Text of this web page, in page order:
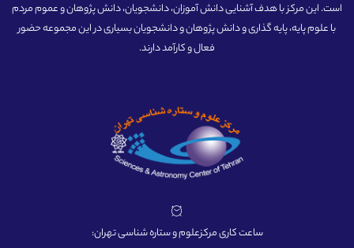
است. این مرکز با هدف آشنایی دانش آموزان، دانشجویان، دانش پژوهان و عموم مردم
با علوم پایه، پایه گذاری و دانش پژوهان و دانشجویان بسیاری در این مجموعه حضور
فعال و کارآمد دارند.
ساعت کاری مرکزعلوم و ستاره شناسی تهران: